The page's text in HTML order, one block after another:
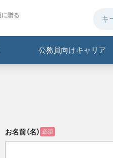
に贈る
公務員向けキャリア
お名前（名） 必須